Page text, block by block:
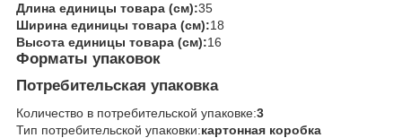
Длина единицы товара (см):35
Ширина единицы товара (см):18
Высота единицы товара (см):16
Форматы упаковок
Потребительская упаковка
Количество в потребительской упаковке:3
Тип потребительской упаковки:картонная коробка